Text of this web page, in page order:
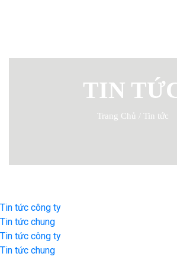
TIN
Trang Chủ / Tin tức
Tin tức công ty
Tin tức chung
Tin tức công ty
Tin tức chung